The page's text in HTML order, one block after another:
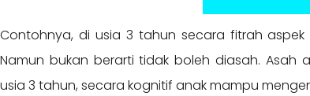
Contohnya, di usia 3 tahun secara fitrah
Namun bukan berarti tidak boleh diasah. Asah
usia 3 tahun, secara kognitif anak mampu